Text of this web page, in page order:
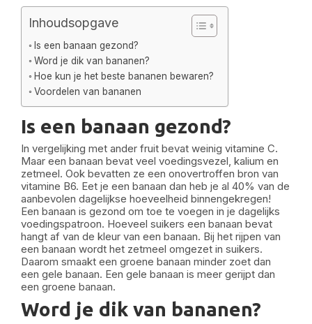
Inhoudsopgave
Is een banaan gezond?
Word je dik van bananen?
Hoe kun je het beste bananen bewaren?
Voordelen van bananen
Is een banaan gezond?
In vergelijking met ander fruit bevat weinig vitamine C.
Maar een banaan bevat veel voedingsvezel, kalium en
zetmeel. Ook bevatten ze een onovertroffen bron van
vitamine B6. Eet je een banaan dan heb je al 40% van de
aanbevolen dagelijkse hoeveelheid binnengekregen!
Een banaan is gezond om toe te voegen in je dagelijks
voedingspatroon. Hoeveel suikers een banaan bevat
hangt af van de kleur van een banaan. Bij het rijpen van
een banaan wordt het zetmeel omgezet in suikers.
Daarom smaakt een groene banaan minder zoet dan
een gele banaan. Een gele banaan is meer gerijpt dan
een groene banaan.
Word je dik van bananen?